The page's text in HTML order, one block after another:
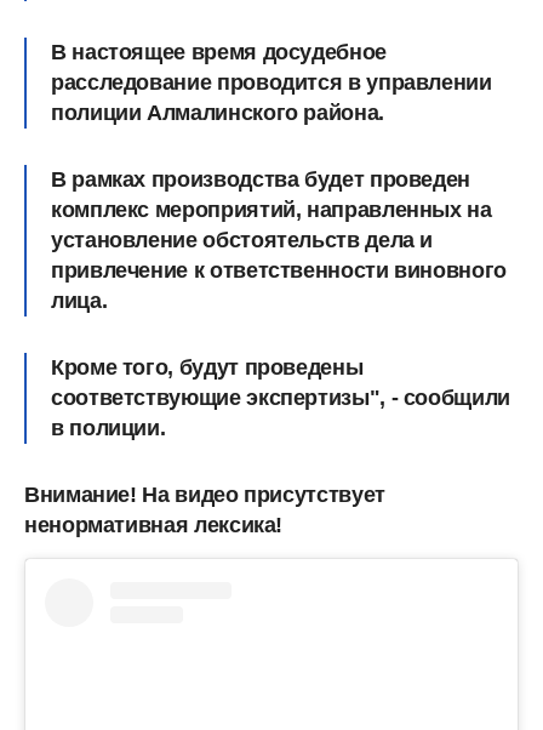
В настоящее время досудебное
расследование проводится в управлении
полиции Алмалинского района.
В рамках производства будет проведен
комплекс мероприятий, направленных на
установление обстоятельств дела и
привлечение к ответственности виновного
лица.
Кроме того, будут проведены
соответствующие экспертизы", - сообщили
в полиции.
Внимание! На видео присутствует
ненормативная лексика!